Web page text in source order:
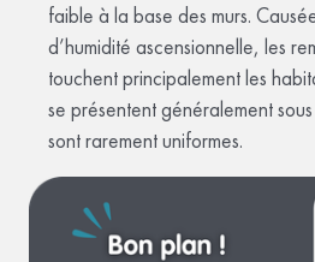
faible à la base des murs.
d’humidité ascensionnelle, les
touchent principalement les
se présentent généralement
sont rarement uniformes.